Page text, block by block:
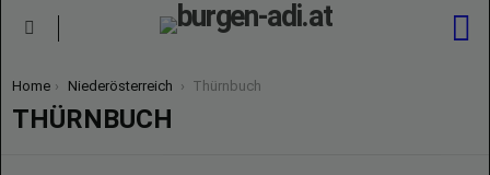
You are here:
Home Niederösterreich Thürnbuch
THÜRNBUCH